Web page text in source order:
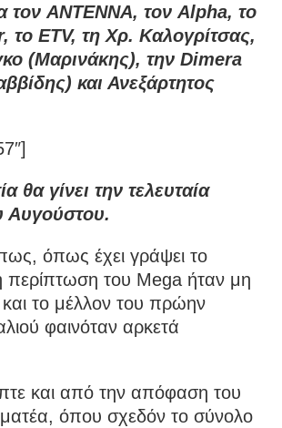
τον ANTENNA, τον Alpha, το
το ETV, τη Χρ. Καλογρίτσας,
(Μαρινάκης), την Dimera
και Ανεξάρτητος
θα γίνει την τελευταία
Αυγούστου.
όπως έχει γράψει το
περίπτωση του Mega ήταν μη
το μέλλον του πρώην
φαινόταν αρκετά
και από την απόφαση του
όπου σχεδόν το σύνολο